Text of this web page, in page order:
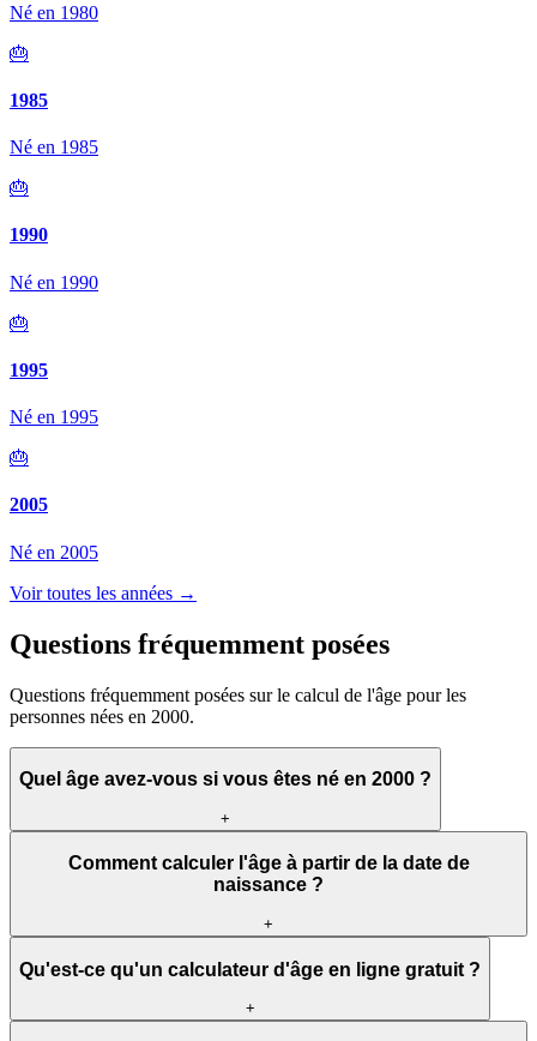
Né en 1980
🎂
1985
Né en 1985
🎂
1990
Né en 1990
🎂
1995
Né en 1995
🎂
2005
Né en 2005
Voir toutes les années →
Questions fréquemment posées
Questions fréquemment posées sur le calcul de l'âge pour les
personnes nées en 2000.
Quel âge avez-vous si vous êtes né en 2000 ?
+
Comment calculer l'âge à partir de la date de
naissance ?
+
Qu'est-ce qu'un calculateur d'âge en ligne gratuit ?
+